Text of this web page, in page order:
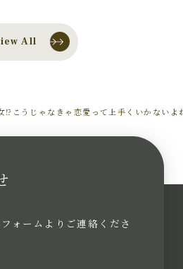
All
⁉こうじゃなきゃ恋愛って上手くいかないよ
ォームよりご連絡くださ